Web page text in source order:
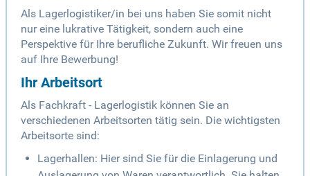
Als Lagerlogistiker/in bei uns haben Sie somit nicht
nur eine lukrative Tätigkeit, sondern auch eine
Perspektive für Ihre berufliche Zukunft. Wir freuen uns
auf Ihre Bewerbung!
Ihr Arbeitsort
Als Fachkraft - Lagerlogistik können Sie an
verschiedenen Arbeitsorten tätig sein. Die wichtigsten
Arbeitsorte sind:
Lagerhallen: Hier sind Sie für die Einlagerung und